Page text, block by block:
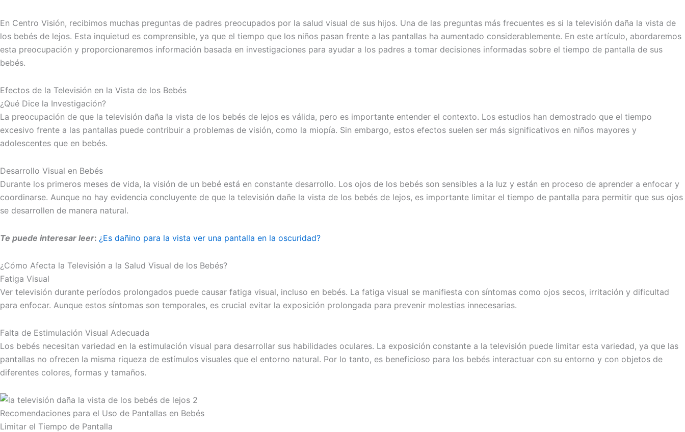
En Centro Visión, recibimos muchas preguntas de padres preocupados por la salud visual de sus hijos. Una de las preguntas más frecuentes es si la televisión daña la vista de
los bebés de lejos. Esta inquietud es comprensible, ya que el tiempo que los niños pasan frente a las pantallas ha aumentado considerablemente. En este artículo, abordaremos
esta preocupación y proporcionaremos información basada en investigaciones para ayudar a los padres a tomar decisiones informadas sobre el tiempo de pantalla de sus
bebés.
Efectos de la Televisión en la Vista de los Bebés
¿Qué Dice la Investigación?
La preocupación de que la televisión daña la vista de los bebés de lejos es válida, pero es importante entender el contexto. Los estudios han demostrado que el tiempo
excesivo frente a las pantallas puede contribuir a problemas de visión, como la miopía. Sin embargo, estos efectos suelen ser más significativos en niños mayores y
adolescentes que en bebés.
Desarrollo Visual en Bebés
Durante los primeros meses de vida, la visión de un bebé está en constante desarrollo. Los ojos de los bebés son sensibles a la luz y están en proceso de aprender a enfocar y
coordinarse. Aunque no hay evidencia concluyente de que la televisión dañe la vista de los bebés de lejos, es importante limitar el tiempo de pantalla para permitir que sus ojos
se desarrollen de manera natural.
Te puede interesar leer: ¿Es dañino para la vista ver una pantalla en la oscuridad?
¿Cómo Afecta la Televisión a la Salud Visual de los Bebés?
Fatiga Visual
Ver televisión durante períodos prolongados puede causar fatiga visual, incluso en bebés. La fatiga visual se manifiesta con síntomas como ojos secos, irritación y dificultad
para enfocar. Aunque estos síntomas son temporales, es crucial evitar la exposición prolongada para prevenir molestias innecesarias.
Falta de Estimulación Visual Adecuada
Los bebés necesitan variedad en la estimulación visual para desarrollar sus habilidades oculares. La exposición constante a la televisión puede limitar esta variedad, ya que las
pantallas no ofrecen la misma riqueza de estímulos visuales que el entorno natural. Por lo tanto, es beneficioso para los bebés interactuar con su entorno y con objetos de
diferentes colores, formas y tamaños.
Recomendaciones para el Uso de Pantallas en Bebés
Limitar el Tiempo de Pantalla